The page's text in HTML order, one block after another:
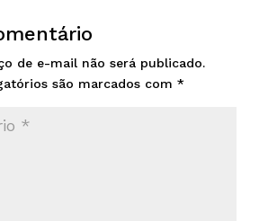
de e-mail não será publicado.
são marcados com *